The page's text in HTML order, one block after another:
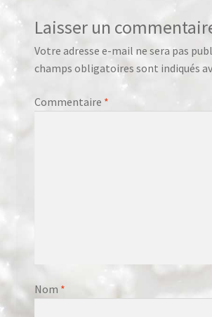
Laisser un
Votre adresse e-mail ne sera pas
champs obligatoires sont indiqués
Commentaire *
Nom *